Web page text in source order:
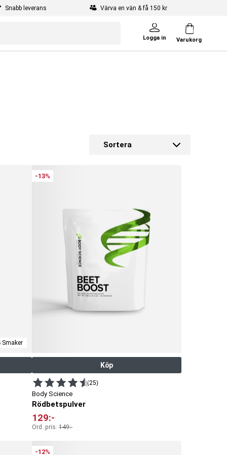
Snabb leverans Värva en vän & få 150 kr
Logga in Varukorg
Sortera
Smaker
-13%
Köp
(25)
Body Science
Rödbetspulver
129:-
Ord. pris:149:-
-12%